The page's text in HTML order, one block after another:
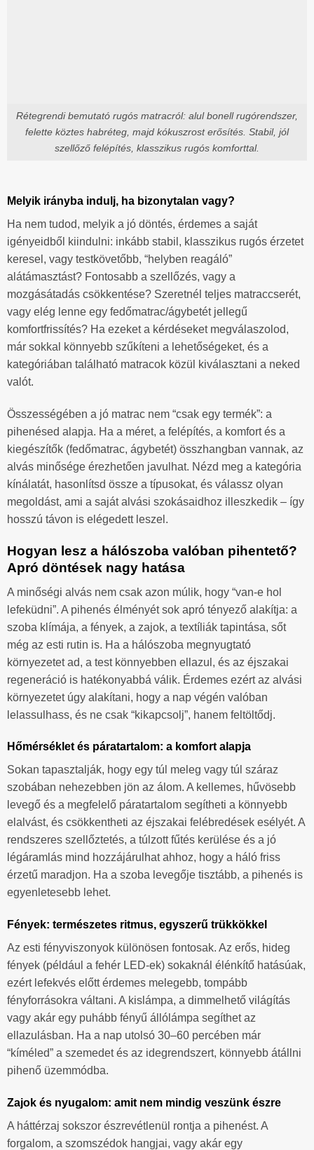
Rétegrendi bemutató rugós matracról: alul bonell rugórendszer,
felette köztes habréteg, majd kókuszrost erősítés. Stabil, jól
szellőző felépítés, klasszikus rugós komforttal.
Melyik irányba indulj, ha bizonytalan vagy?
Ha nem tudod, melyik a jó döntés, érdemes a saját
igényeidből kiindulni: inkább stabil, klasszikus rugós érzetet
keresel, vagy testkövetőbb, “helyben reagáló”
alátámasztást? Fontosabb a szellőzés, vagy a
mozgásátadás csökkentése? Szeretnél teljes matraccserét,
vagy elég lenne egy fedőmatrac/ágybetét jellegű
komfortfrissítés? Ha ezeket a kérdéseket megválaszolod,
már sokkal könnyebb szűkíteni a lehetőségeket, és a
kategóriában található matracok közül kiválasztani a neked
valót.
Összességében a jó matrac nem “csak egy termék”: a
pihenésed alapja. Ha a méret, a felépítés, a komfort és a
kiegészítők (fedőmatrac, ágybetét) összhangban vannak, az
alvás minősége érezhetően javulhat. Nézd meg a kategória
kínálatát, hasonlítsd össze a típusokat, és válassz olyan
megoldást, ami a saját alvási szokásaidhoz illeszkedik – így
hosszú távon is elégedett leszel.
Hogyan lesz a hálószoba valóban pihentető?
Apró döntések nagy hatása
A minőségi alvás nem csak azon múlik, hogy “van-e hol
lefeküdni”. A pihenés élményét sok apró tényező alakítja: a
szoba klímája, a fények, a zajok, a textíliák tapintása, sőt
még az esti rutin is. Ha a hálószoba megnyugtató
környezetet ad, a test könnyebben ellazul, és az éjszakai
regeneráció is hatékonyabbá válik. Érdemes ezért az alvási
környezetet úgy alakítani, hogy a nap végén valóban
lelassulhass, és ne csak “kikapcsolj”, hanem feltöltődj.
Hőmérséklet és páratartalom: a komfort alapja
Sokan tapasztalják, hogy egy túl meleg vagy túl száraz
szobában nehezebben jön az álom. A kellemes, hűvösebb
levegő és a megfelelő páratartalom segítheti a könnyebb
elalvást, és csökkentheti az éjszakai felébredések esélyét. A
rendszeres szellőztetés, a túlzott fűtés kerülése és a jó
légáramlás mind hozzájárulhat ahhoz, hogy a háló friss
érzetű maradjon. Ha a szoba levegője tisztább, a pihenés is
egyenletesebb lehet.
Fények: természetes ritmus, egyszerű trükkökkel
Az esti fényviszonyok különösen fontosak. Az erős, hideg
fények (például a fehér LED-ek) sokaknál élénkítő hatásúak,
ezért lefekvés előtt érdemes melegebb, tompább
fényforrásokra váltani. A kislámpa, a dimmelhető világítás
vagy akár egy puhább fényű állólámpa segíthet az
ellazulásban. Ha a nap utolsó 30–60 percében már
“kíméled” a szemedet és az idegrendszert, könnyebb átállni
pihenő üzemmódba.
Zajok és nyugalom: amit nem mindig veszünk észre
A háttérzaj sokszor észrevétlenül rontja a pihenést. A
forgalom, a szomszédok hangjai, vagy akár egy